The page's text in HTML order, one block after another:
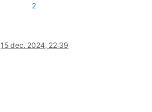
2
15 dec. 2024, 22:39